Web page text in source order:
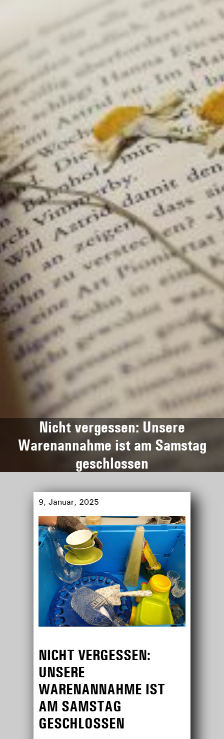
Nicht vergessen: Unsere
Warenannahme ist am Samstag
geschlossen
9, Januar, 2025
NICHT VERGESSEN:
UNSERE
WARENANNAHME IST
AM SAMSTAG
GESCHLOSSEN